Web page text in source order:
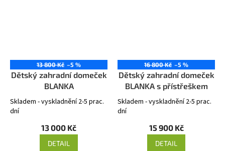
13 800 Kč –5 %
Dětský zahradní domeček
BLANKA
Skladem - vyskladnění 2-5 prac.
dní
13 000 Kč
DETAIL
16 800 Kč –5 %
Dětský zahradní domeček
BLANKA s přístřeškem
Skladem - vyskladnění 2-5 prac.
dní
15 900 Kč
DETAIL